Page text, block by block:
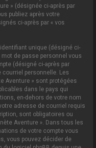
» (désignée ci-après par
publiez après votre
ci-après par « vos
unique (désigné ci-
mot de passe personnel vous
(désigné ci-après par
courriel personnelle. Les
Aventure » sont protégées
dans le pays qui
en-dehors de votre nom
adresse de courriel requis
sont obligatoires ou
Aventure ». Dans tous les
de votre compte vous
vous pouvez décider de